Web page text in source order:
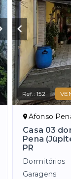
Ref.:152
Afonso
Casa 03
Pena
PR
Dormitórios
Garagens